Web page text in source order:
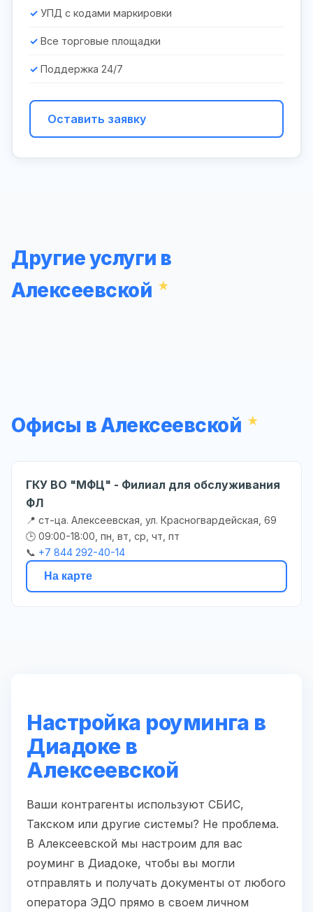
УПД с кодами маркировки
Все торговые площадки
Поддержка 24/7
Оставить заявку
Другие услуги в
Алексеевской
Офисы в Алексеевской
ГКУ ВО "МФЦ" - Филиал для обслуживания
ФЛ
📍 ст-ца. Алексеевская, ул. Красногвардейская, 69
🕒 09:00-18:00, пн, вт, ср, чт, пт
📞 +7 844 292-40-14
На карте
Настройка роуминга в
Диадоке в
Алексеевской
Ваши контрагенты используют СБИС,
Такском или другие системы? Не проблема.
В Алексеевской мы настроим для вас
роуминг в Диадоке, чтобы вы могли
отправлять и получать документы от любого
оператора ЭДО прямо в своем личном